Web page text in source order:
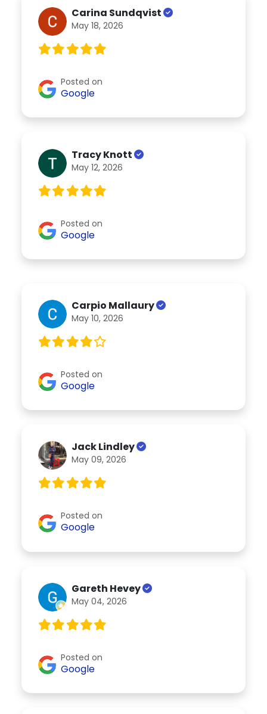
Carina Sundqvist
May 18, 2026
Posted on
Google
Tracy Knott
May 12, 2026
Posted on
Google
Carpio Mallaury
May 10, 2026
Posted on
Google
Jack Lindley
May 09, 2026
Posted on
Google
Gareth Hevey
May 04, 2026
Posted on
Google